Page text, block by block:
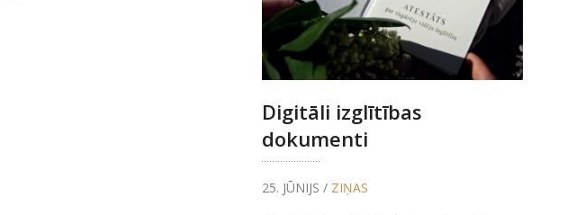
Digitāli izglītības
dokumenti
25. JŪNIJS / ZIŅAS